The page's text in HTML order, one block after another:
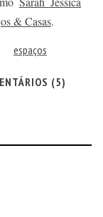
& Casas.
espaços
(5)